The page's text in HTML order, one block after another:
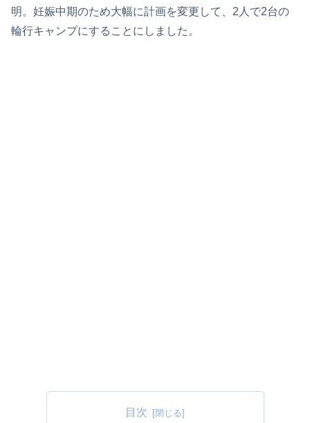
明。妊娠中期のため大幅に計画を変更して、2人で2台の
輪行キャンプにすることにしました。
目次